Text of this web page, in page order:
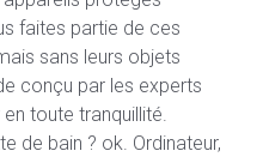
faites partie de ces
sans leurs objets
conçu par les experts
toute tranquillité.
de bain ? ok. Ordinateur,